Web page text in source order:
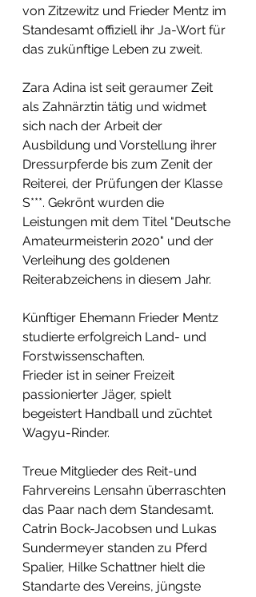
von Zitzewitz und Frieder Mentz im
Standesamt offiziell ihr Ja-Wort für
das zukünftige Leben zu zweit.
Zara Adina ist seit geraumer Zeit
als Zahnärztin tätig und widmet
sich nach der Arbeit der
Ausbildung und Vorstellung ihrer
Dressurpferde bis zum Zenit der
Reiterei, der Prüfungen der Klasse
S***. Gekrönt wurden die
Leistungen mit dem Titel "Deutsche
Amateurmeisterin 2020" und der
Verleihung des goldenen
Reiterabzeichens in diesem Jahr.
Künftiger Ehemann Frieder Mentz
studierte erfolgreich Land- und
Forstwissenschaften.
Frieder ist in seiner Freizeit
passionierter Jäger, spielt
begeistert Handball und züchtet
Wagyu-Rinder.
Treue Mitglieder des Reit-und
Fahrvereins Lensahn überraschten
das Paar nach dem Standesamt.
Catrin Bock-Jacobsen und Lukas
Sundermeyer standen zu Pferd
Spalier, Hilke Schattner hielt die
Standarte des Vereins, jüngste